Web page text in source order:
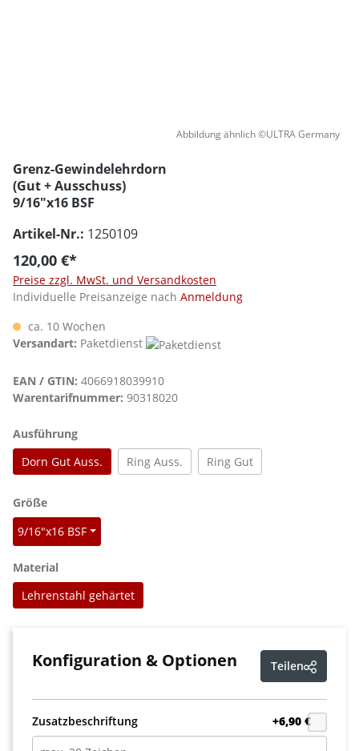
Abbildung ähnlich ©ULTRA Germany
Grenz-Gewindelehrdorn
(Gut + Ausschuss)
9/16"x16 BSF
Artikel-Nr.: 1250109
120,00 €*
Preise zzgl. MwSt. und Versandkosten
Individuelle Preisanzeige nach Anmeldung
ca. 10 Wochen
Versandart: Paketdienst
EAN / GTIN: 4066918039910
Warentarifnummer: 90318020
Ausführungauswählen
Dorn Gut Auss.
Ring Auss. Ring Gut
Größeauswählen
9/16"x16 BSF
Materialauswählen
Lehrenstahl gehärtet
Konfiguration & Optionen Teilen
Zusatzbeschriftung +6,90 €